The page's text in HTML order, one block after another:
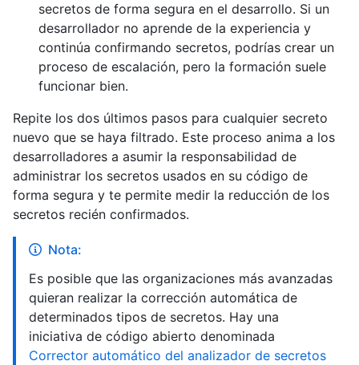
secretos de forma segura en el desarrollo. Si un
desarrollador no aprende de la experiencia y
continúa confirmando secretos, podrías crear un
proceso de escalación, pero la formación suele
funcionar bien.
Repite los dos últimos pasos para cualquier secreto
nuevo que se haya filtrado. Este proceso anima a los
desarrolladores a asumir la responsabilidad de
administrar los secretos usados en su código de
forma segura y te permite medir la reducción de los
secretos recién confirmados.
Nota:
Es posible que las organizaciones más avanzadas
quieran realizar la corrección automática de
determinados tipos de secretos. Hay una
iniciativa de código abierto denominada
Corrector automático del analizador de secretos